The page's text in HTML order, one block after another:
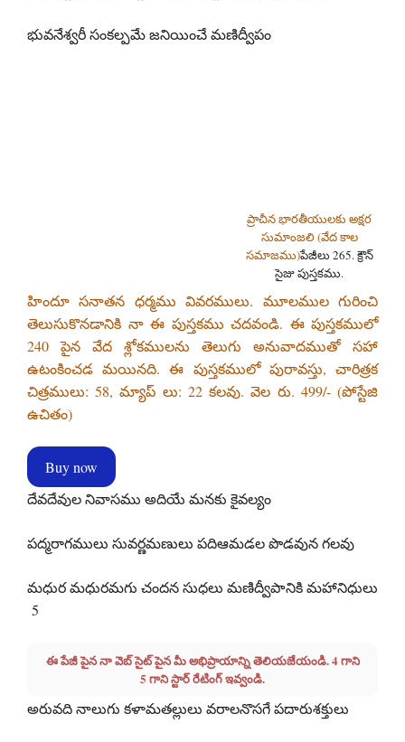
భువనేశ్వరీ సంకల్పమే జనియించే మణిద్వీపం
ప్రాచీన భారతీయులకు అక్షర
సుమాంజలి (వేద కాల
సమాజము)పేజీలు 265. క్రౌన్
సైజు పుస్తకము.
హిందూ సనాతన ధర్మము వివరములు. మూలముల గురించి
తెలుసుకొనడానికి నా ఈ పుస్తకము చదవండి. ఈ పుస్తకములో
240 పైన వేద శ్లోకములను తెలుగు అనువాదముతో సహా
ఉటంకించడ మయినది. ఈ పుస్తకములో పురావస్తు, చారిత్రక
చిత్రములు: 58, మ్యాప్ లు: 22 కలవు. వెల రు. 499/- (పోస్టేజి
ఉచితం)
Buy now
దేవదేవుల నివాసము అదియే మనకు కైవల్యం
పద్మరాగములు సువర్ణమణులు పదిఆమడల పొడవున గలవు
మధుర మధురమగు చందన సుధలు మణిద్వీపానికి మహానిధులు
5
ఈ పేజీ పైన నా వెబ్ సైట్ పైన మీ అభిప్రాయాన్ని తెలియజేయండి. 4 గాని
5 గాని స్టార్ రేటింగ్ ఇవ్వండి.
అరువది నాలుగు కళామతల్లులు వరాలనొసగే పదారుశక్తులు